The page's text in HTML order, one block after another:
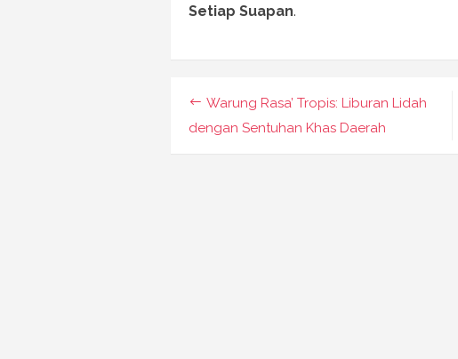
Setiap Suapan.
Navigasi
pos
Warung Rasa’ Tropis: Liburan Lidah
dengan Sentuhan Khas Daerah